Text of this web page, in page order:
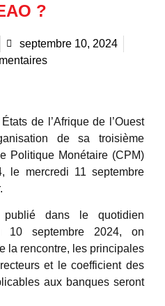
?
septembre 10, 2024
de l’Afrique de l’Ouest
de sa troisième
Politique Monétaire (CPM)
le mercredi 11 septembre
publié dans le quotidien
10 septembre 2024, on
la rencontre, les principales
et le coefficient des
aux banques seront